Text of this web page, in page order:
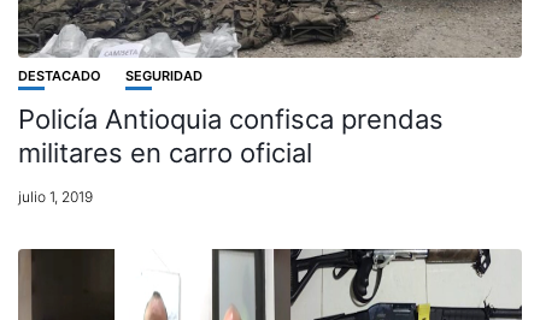
DESTACADO SEGURIDAD
Policía Antioquia confisca prendas
militares en carro oficial
julio 1, 2019